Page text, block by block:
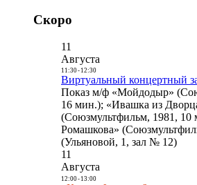
Скоро
11
Августа
11:30- 12:30
Виртуальный концертный
Показ м/ф «Мойдодыр»
16 мин.); «Ивашка из
(Союзмультфильм, 1981, 10
Ромашкова»
(Ульяновой, 1, зал № 12)
11
Августа
12:00- 13:00